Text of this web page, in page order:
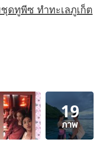
ดทูพีซ ทำทะเลภูเก็ต
19
ภาพ